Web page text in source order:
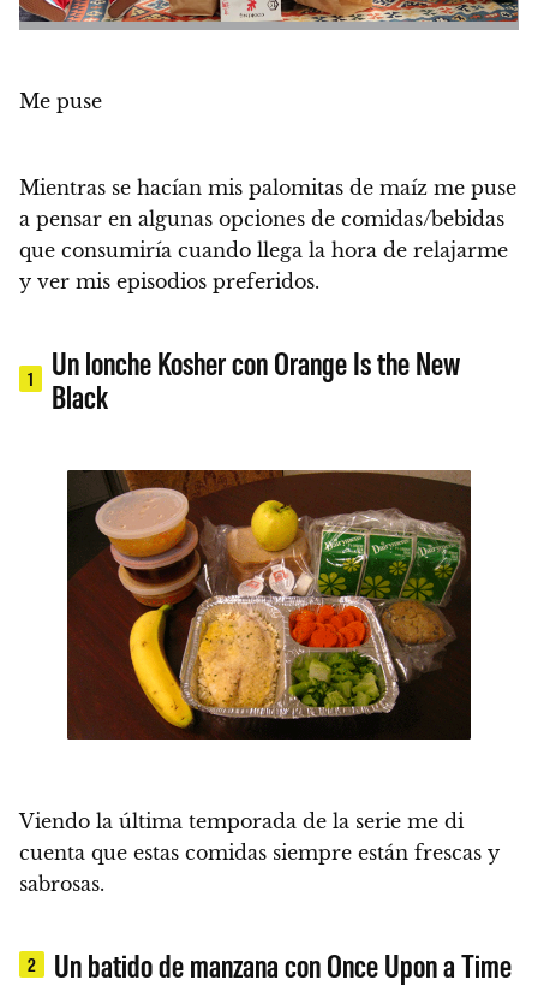
Me puse
Mientras se hacían mis palomitas de maíz me puse
a pensar en algunas opciones de comidas/bebidas
que consumiría cuando llega la hora de relajarme
y ver mis episodios preferidos.
1
Un lonche Kosher con Orange Is the New
Black
Viendo la última temporada de la serie me di
cuenta que estas comidas siempre están frescas y
sabrosas.
2 Un batido de manzana con Once Upon a Time